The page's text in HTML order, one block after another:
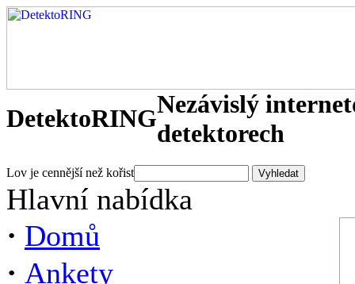
DetektoRINGNezávislý
detektorech
Lov je cennější než kořist
Hlavní nabídka
· Domů
· Ankety